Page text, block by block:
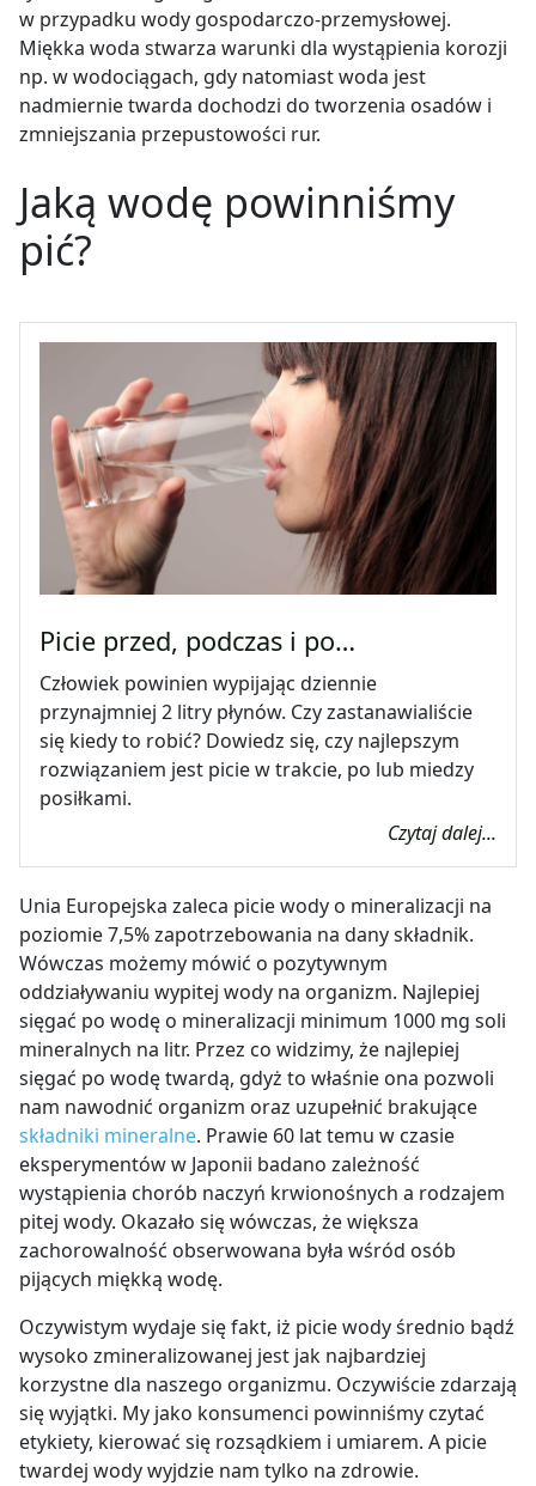
w przypadku wody gospodarczo-przemysłowej.
Miękka woda stwarza warunki dla wystąpienia korozji
np. w wodociągach, gdy natomiast woda jest
nadmiernie twarda dochodzi do tworzenia osadów i
zmniejszania przepustowości rur.
Jaką wodę powinniśmy
pić?
Picie przed, podczas i po…
Człowiek powinien wypijając dziennie
przynajmniej 2 litry płynów. Czy zastanawialiście
się kiedy to robić? Dowiedz się, czy najlepszym
rozwiązaniem jest picie w trakcie, po lub miedzy
posiłkami.
Czytaj dalej...
Unia Europejska zaleca picie wody o mineralizacji na
poziomie 7,5% zapotrzebowania na dany składnik.
Wówczas możemy mówić o pozytywnym
oddziaływaniu wypitej wody na organizm. Najlepiej
sięgać po wodę o mineralizacji minimum 1000 mg soli
mineralnych na litr. Przez co widzimy, że najlepiej
sięgać po wodę twardą, gdyż to właśnie ona pozwoli
nam nawodnić organizm oraz uzupełnić brakujące
składniki mineralne. Prawie 60 lat temu w czasie
eksperymentów w Japonii badano zależność
wystąpienia chorób naczyń krwionośnych a rodzajem
pitej wody. Okazało się wówczas, że większa
zachorowalność obserwowana była wśród osób
pijących miękką wodę.
Oczywistym wydaje się fakt, iż picie wody średnio bądź
wysoko zmineralizowanej jest jak najbardziej
korzystne dla naszego organizmu. Oczywiście zdarzają
się wyjątki. My jako konsumenci powinniśmy czytać
etykiety, kierować się rozsądkiem i umiarem. A picie
twardej wody wyjdzie nam tylko na zdrowie.